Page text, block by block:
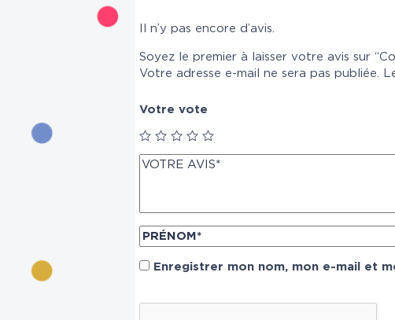
Il n’y pas encore d’avis.
Soyez le premier à laisser votre avis sur
Votre adresse e-mail ne sera pas publiée.
Votre vote
Enregistrer mon nom, mon e-mail et